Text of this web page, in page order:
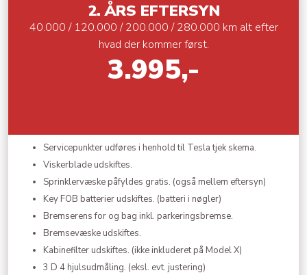
​2. ÅRS EFTERSYN
40.000 / 120.000 / 200.000 / 280.000 km alt efter
hvad der kommer først.
3.995,-
Servicepunkter udføres i henhold til Tesla tjek skema.
Viskerblade udskiftes.
Sprinklervæske påfyldes gratis. (også mellem eftersyn)
Key FOB batterier udskiftes. (batteri i nøgler)
Bremserens for og bag inkl. parkeringsbremse.
Bremsevæske udskiftes.
Kabinefilter udskiftes. (ikke inkluderet på Model X)
​3 D 4 hjulsudmåling. (eksl. evt. justering)